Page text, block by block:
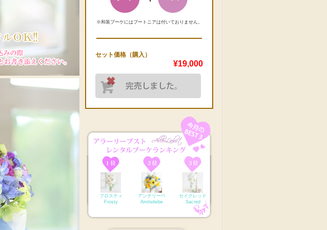
※和装ブーケにはブートニアは付いておりません。
セット価格（購入）
¥19,000
フロスティ
Frosty
アンテリーベ
Amtteliebe
セイクレッド
Sacred